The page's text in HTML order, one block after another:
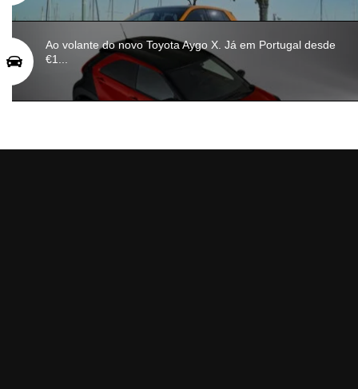
Ao volante do novo Toyota Aygo X. Já em Portugal desde
€1...